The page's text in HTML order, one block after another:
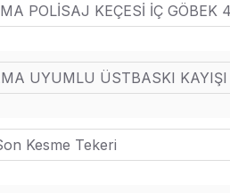
POLİSAJ KEÇESİ İÇ GÖBEK
UYUMLU ÜSTBASKI KAYIŞI
Kesme Tekeri